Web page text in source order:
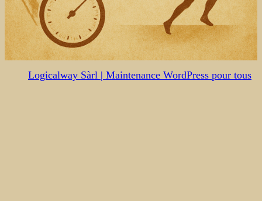
Logicalway Sàrl | Maintenance WordPress pour tous